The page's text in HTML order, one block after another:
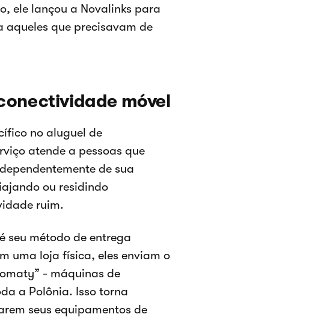
ele lançou a Novalinks para
que precisavam de
móvel
no aluguel de
atende a pessoas que
de sua
ou residindo
ruim.
seu método de entrega
uma loja física, eles enviam o
- máquinas de
a Polônia. Isso torna
seus equipamentos de